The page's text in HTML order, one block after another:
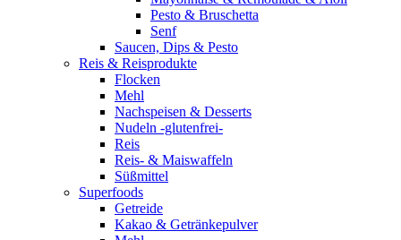
Pesto & Bruschetta
Senf
Saucen, Dips & Pesto
Reis & Reisprodukte
Flocken
Mehl
Nachspeisen & Desserts
Nudeln -glutenfrei-
Reis
Reis- & Maiswaffeln
Süßmittel
Superfoods
Getreide
Kakao & Getränkepulver